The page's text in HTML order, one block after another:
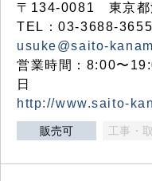
〒134-0081 東京都
TEL：03-3688-
usuke@saito-
営業時間：8:00〜
日
http://www.saito-
販売可 工事・